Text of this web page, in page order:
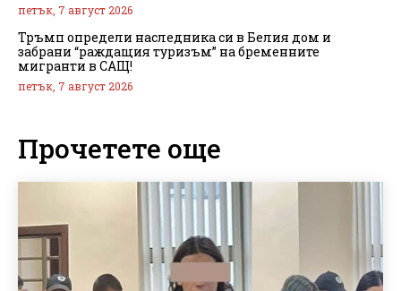
петък, 7 август 2026
Тръмп определи наследника си в Белия дом и
забрани “раждащия туризъм” на бременните
мигранти в САЩ!
петък, 7 август 2026
Прочетете още